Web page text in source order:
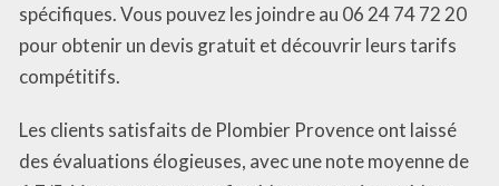
spécifiques. Vous pouvez les joindre au 06 24 74 72 20
pour obtenir un devis gratuit et découvrir leurs tarifs
compétitifs.
Les clients satisfaits de Plombier Provence ont laissé
des évaluations élogieuses, avec une note moyenne de